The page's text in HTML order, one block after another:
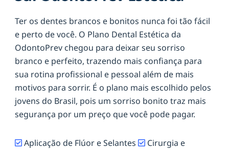
Ter os dentes brancos e bonitos nunca foi tão fácil
e perto de você. O Plano Dental Estética da
OdontoPrev chegou para deixar seu sorriso
branco e perfeito, trazendo mais confiança para
sua rotina profissional e pessoal além de mais
motivos para sorrir. É o plano mais escolhido pelos
jovens do Brasil, pois um sorriso bonito traz mais
segurança por um preço que você pode pagar.
Aplicação de Flúor e Selantes
Cirurgia e